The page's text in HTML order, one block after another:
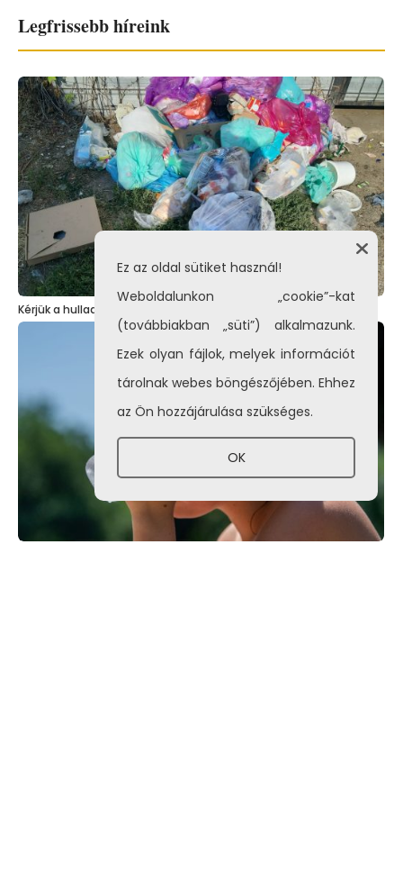
Legfrissebb híreink
Kérjük a hulladékgyűjtők rendeltetésszerű használatát!
Ez az oldal sütiket használ!
Weboldalunkon „cookie”-kat
(továbbiakban „süti”) alkalmazunk.
Ezek olyan fájlok, melyek információt
tárolnak webes böngészőjében. Ehhez
az Ön hozzájárulása szükséges.
OK